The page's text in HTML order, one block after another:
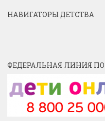
НАВИГАТОРЫ ДЕТСТВА
ФЕДЕРАЛЬНАЯ ЛИНИЯ